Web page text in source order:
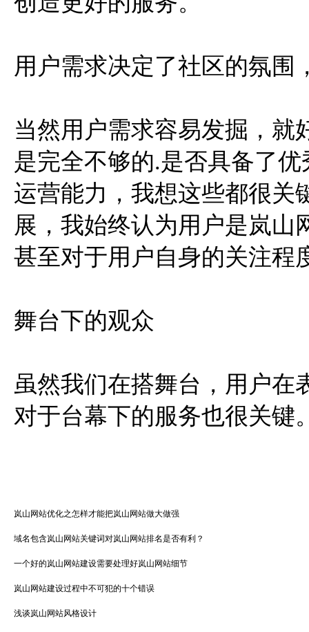
用户需求决定了社区的氛围
当然用户需求容易发掘，就
是完全不够的.是否具备了
运营能力，我想这些都很关
展，我始终认为用户是岚山
甚至对于用户自身的关注程
舞台下的观众
虽然我们在搭舞台，用户在
对于台幕下的服务也很关键
岚山网站优化之怎样才能把岚山网站做大做强
域名包含岚山网站关键词对岚山网站排名是否有利？
一个好的岚山网站建设需要处理好岚山网站细节
岚山网站建设过程中不可犯的十个错误
浅谈岚山网站风格设计